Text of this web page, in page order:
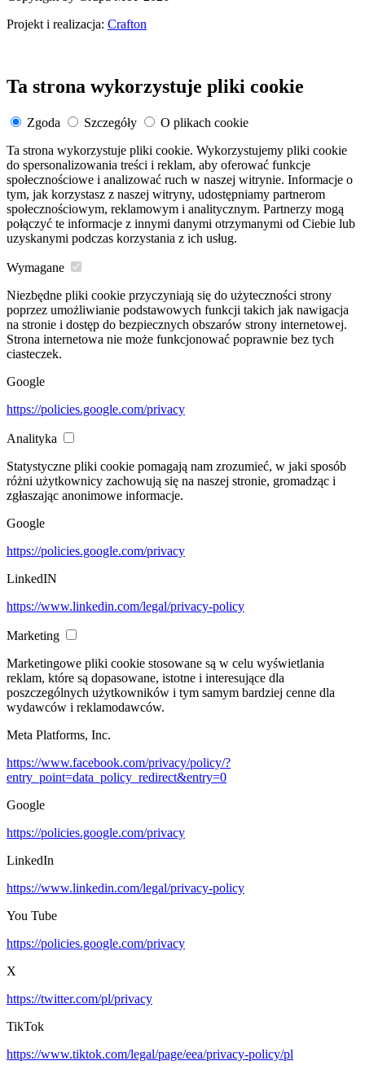
Projekt i realizacja: Crafton
Ta strona wykorzystuje pliki cookie
Zgoda Szczegóły
O plikach cookie
Ta strona wykorzystuje pliki cookie. Wykorzystujemy pliki cookie
do spersonalizowania treści i reklam, aby oferować funkcje
społecznościowe i analizować ruch w naszej witrynie. Informacje o
tym, jak korzystasz z naszej witryny, udostępniamy partnerom
społecznościowym, reklamowym i analitycznym. Partnerzy mogą
połączyć te informacje z innymi danymi otrzymanymi od Ciebie lub
uzyskanymi podczas korzystania z ich usług.
Wymagane
Niezbędne pliki cookie przyczyniają się do użyteczności strony
poprzez umożliwianie podstawowych funkcji takich jak nawigacja
na stronie i dostęp do bezpiecznych obszarów strony internetowej.
Strona internetowa nie może funkcjonować poprawnie bez tych
ciasteczek.
Google
https://policies.google.com/privacy
Analityka
Statystyczne pliki cookie pomagają nam zrozumieć, w jaki sposób
różni użytkownicy zachowują się na naszej stronie, gromadząc i
zgłaszając anonimowe informacje.
Google
https://policies.google.com/privacy
LinkedIN
https://www.linkedin.com/legal/privacy-policy
Marketing
Marketingowe pliki cookie stosowane są w celu wyświetlania
reklam, które są dopasowane, istotne i interesujące dla
poszczególnych użytkowników i tym samym bardziej cenne dla
wydawców i reklamodawców.
Meta Platforms, Inc.
https://www.facebook.com/privacy/policy/?
entry_point=data_policy_redirect&entry=0
Google
https://policies.google.com/privacy
LinkedIn
https://www.linkedin.com/legal/privacy-policy
You Tube
https://policies.google.com/privacy
X
https://twitter.com/pl/privacy
TikTok
https://www.tiktok.com/legal/page/eea/privacy-policy/pl